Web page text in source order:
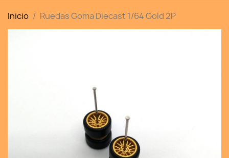
Inicio Ruedas Goma Diecast 1/64 Gold 2P